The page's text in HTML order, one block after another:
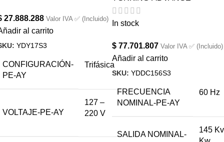
27.888.288 Valor IVA ✅ (Incluido)
al carrito
YDY17S3
CONFIGURACIÓN-
PE-AY
Trifásica
VOLTAJE-PE-AY
127 –
220 V
In stock
$ 77.701.807 Valor IVA ✅ (Incluido)
Añadir al carrito
SKU: YDDC156S3
FRECUENCIA
NOMINAL-PE-AY
60 Hz
SALIDA NOMINAL-
145